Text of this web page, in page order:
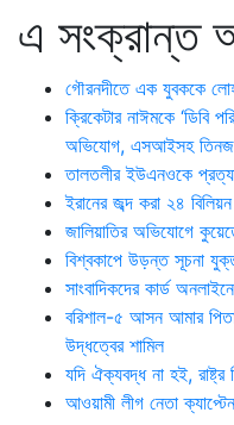
এ সংক্রান্ত
গৌরনদীতে এক যুবককে
ক্রিকেটার নাঈমকে ‘ডিবি
অভিযোগ, এসআইসহ
তালতলীর ইউএনওকে
ইরানের জব্দ করা ২৪
জালিয়াতির অভিযোগে
বিশ্বকাপে উড়ন্ত সূচনা
সাংবাদিকদের কার্ড
বরিশাল-৫ আসন আমার
উদ্ধত্বের শামিল
যদি ঐক্যবদ্ধ না হই, রাষ্ট্র
আওয়ামী লীগ নেতা